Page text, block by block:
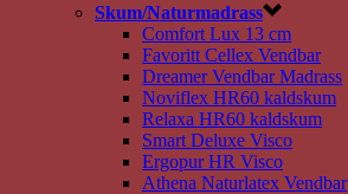
Skum/Naturmadrass
Comfort Lux 13 cm
Favoritt Cellex Vendbar
Dreamer Vendbar Madrass
Noviflex HR60 kaldskum
Relaxa HR60 kaldskum
Smart Deluxe Visco
Ergopur HR Visco
Athena Naturlatex Vendbar